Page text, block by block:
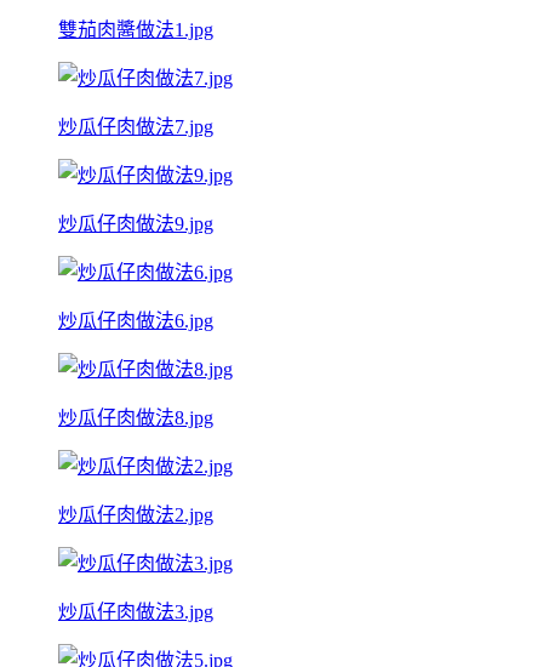
雙茄肉醬做法1.jpg
炒瓜仔肉做法7.jpg
炒瓜仔肉做法9.jpg
炒瓜仔肉做法6.jpg
炒瓜仔肉做法8.jpg
炒瓜仔肉做法2.jpg
炒瓜仔肉做法3.jpg